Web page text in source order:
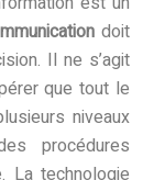
doit
Il ne s’agit
que tout le
niveaux
procédures
La technologie